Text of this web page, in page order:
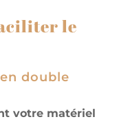
le
double
votre matériel